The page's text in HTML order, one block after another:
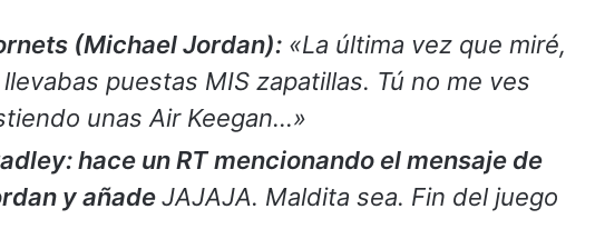
(Michael Jordan): «La última vez que miré,
puestas MIS zapatillas. Tú no me ves
unas Air Keegan…»
hace un RT mencionando el mensaje de
y añadeJAJAJA. Maldita sea. Fin del juego